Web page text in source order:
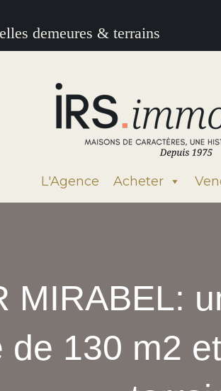
demeures & terrains
L'Agence Acheter
MIRABEL:
de 130 m2